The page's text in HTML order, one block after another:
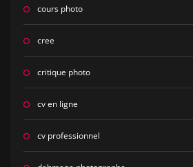
cours photo
cree
critique photo
cv en ligne
cv professionnel